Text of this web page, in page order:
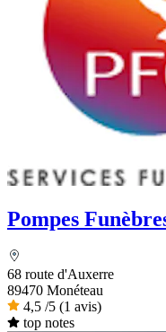
Pompes
68 route d'Auxerre
89470 Monéteau
4,5 /5 (1 avis)
top notes